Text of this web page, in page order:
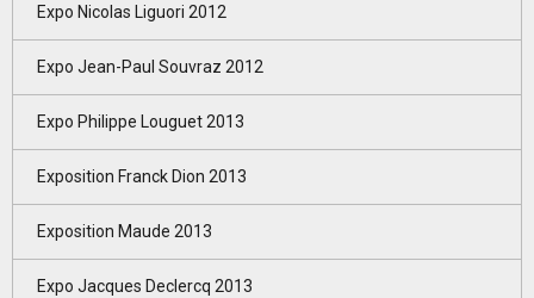
Expo Nicolas Liguori 2012
Expo Jean-Paul Souvraz 2012
Expo Philippe Louguet 2013
Exposition Franck Dion 2013
Exposition Maude 2013
Expo Jacques Declercq 2013